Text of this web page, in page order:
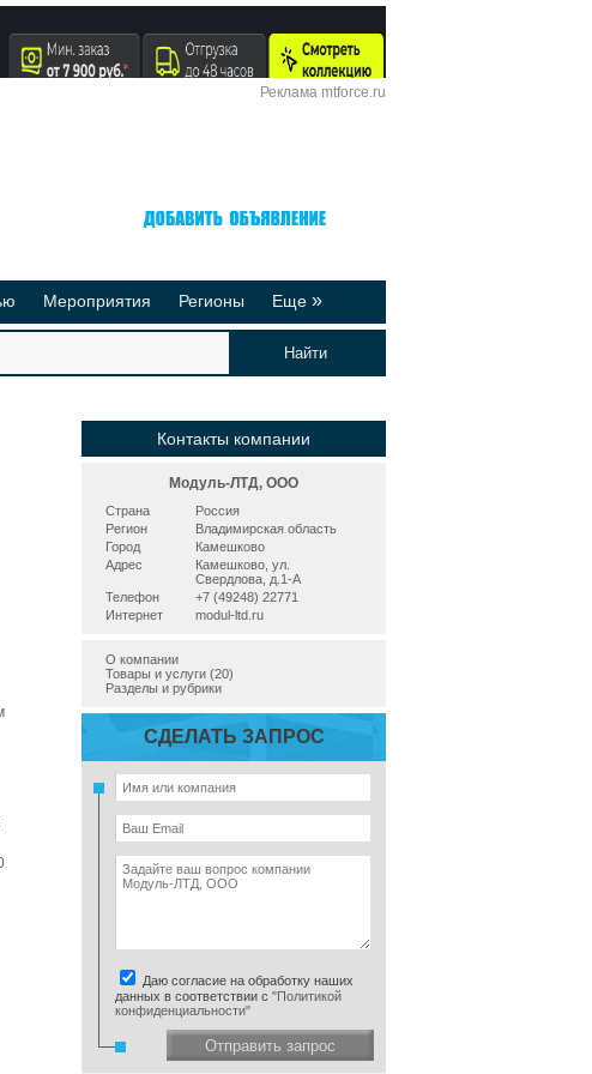
Реклама mtforce.ru
Мероприятия Регионы Еще »
Реклама на сайте
Контакты компании
Модуль-ЛТД, ООО
Страна
Россия
Регион
Владимирская область
Город
Камешково
Адрес
Камешково, ул.
Свердлова, д.1-А
Телефон
+7 (49248) 22771
Интернет
modul-ltd.ru
О компании
Товары и услуги (20)
Разделы и рубрики
СДЕЛАТЬ ЗАПРОС
Даю согласие на обработку наших
данных в соответствии с "Политикой
конфиденциальности"
Отправить запрос